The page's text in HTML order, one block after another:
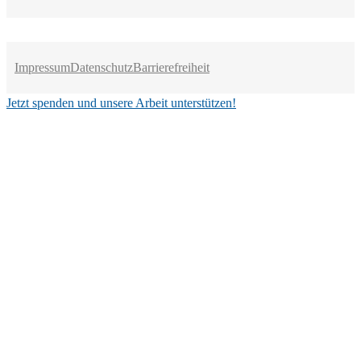
ImpressumDatenschutzBarrierefreiheit
Jetzt spenden und unsere Arbeit unterstützen!